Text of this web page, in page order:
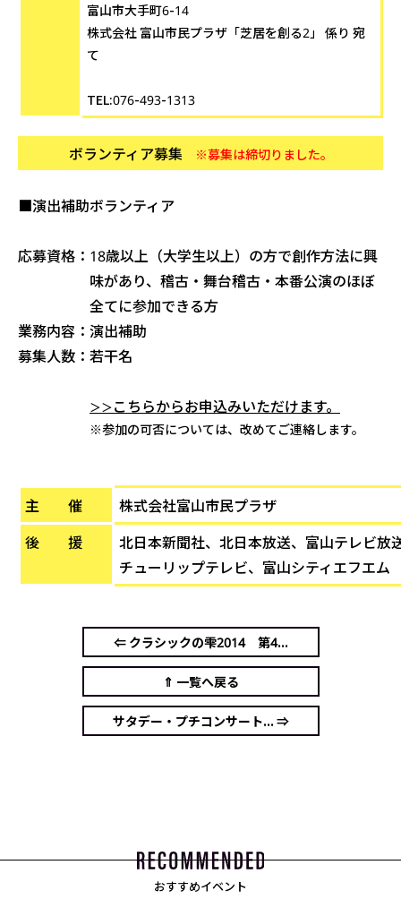
富山市大手町6-14
株式会社 富山市民プラザ「芝居を創る2」 係り 宛
て
TEL:076-493-1313
ボランティア募集 ※募集は締切りました。
■演出補助ボランティア
応募資格： 18歳以上（大学生以上）の方で創作方法に興
味があり、稽古・舞台稽古・本番公演のほぼ
全てに参加できる方
業務内容： 演出補助
募集人数： 若干名
＞＞こちらからお申込みいただけます。
※参加の可否については、改めてご連絡します。
主 催
株式会社富山市民プラザ
後 援
北日本新聞社、北日本放送、富山テレビ放
チューリップテレビ、富山シティエフエム
⇐ クラシックの雫2014 第4...
⇑ 一覧へ戻る
サタデー・プチコンサート... ⇒
おすすめイベント